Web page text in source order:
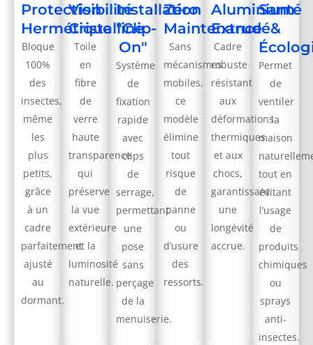
Protection
Hermétique
Bloque
100%
des
insectes,
même
les
plus
petits,
grâce
à un
cadre
parfaitement
ajusté
au
dormant.
Visibilité
Cristalline
Toile
en
fibre
de
verre
haute
transparence
qui
préserve
la vue
extérieure
et la
luminosité
naturelle.
Installation
"Clip-
On"
Système
de
fixation
rapide
avec
clips
de
serrage,
permettant
une
pose
sans
perçage
de la
menuiserie.
Zéro
Maintenance
Sans
mécanismes
mobiles,
ce
modèle
élimine
tout
risque
de
panne
ou
d’usure
des
ressorts.
Aluminium
Extrudé
Cadre
robuste
résistant
aux
déformations
thermiques
et aux
chocs,
garantissant
une
longévité
accrue.
Santé
&
Permet
de
ventiler
la
maison
tout en
évitant
l’usage
de
produits
chimiques
ou
sprays
anti-
insectes.